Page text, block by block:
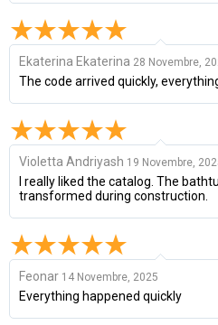
Ekaterina Ekaterina 28 Novembre,
The code arrived quickly,
Violetta Andriyash 19 Novembre,
I really liked the catalog. The
transformed during construction.
Feonar 14 Novembre, 2025
Everything happened quickly